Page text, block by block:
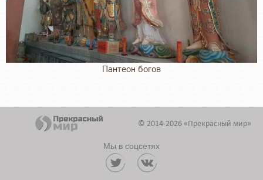
Пантеон богов
© 2014-2026 «Прекрасный мир»
Мы в соцсетях